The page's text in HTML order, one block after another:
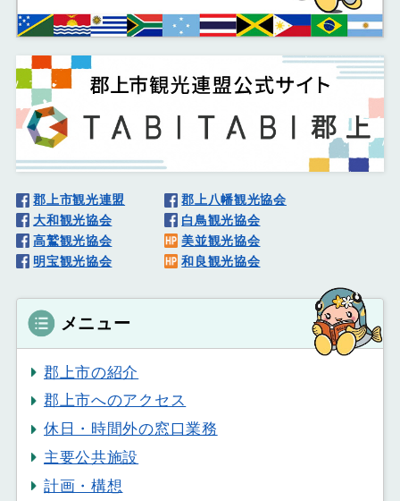
郡上市観光連盟
郡上八幡観光協会
大和観光協会
白鳥観光協会
高鷲観光協会
美並観光協会
明宝観光協会
和良観光協会
メニュー
郡上市の紹介
郡上市へのアクセス
休日・時間外の窓口業務
主要公共施設
計画・構想